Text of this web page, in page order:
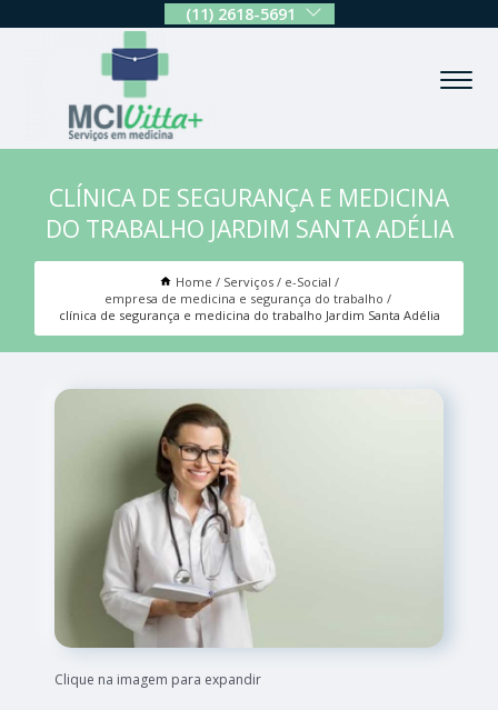
(11) 2618-5691
CLÍNICA DE SEGURANÇA E MEDICINA
DO TRABALHO JARDIM SANTA ADÉLIA
Home Serviços
e-Social
empresa de medicina e segurança do trabalho
clínica de segurança e medicina do trabalho Jardim Santa Adélia
Clique na imagem para expandir